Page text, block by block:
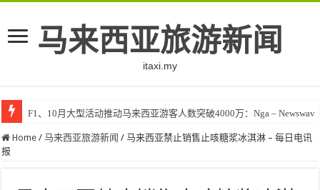
马来西亚旅游新闻
itaxi.my
F1、10月大型活动推动马来西亚游客人数突破4000万：Nga – Newswav
Home / 马来西亚旅游新闻 / 马来西亚禁止销售止咳糖浆冰淇淋 – 每日电讯
报